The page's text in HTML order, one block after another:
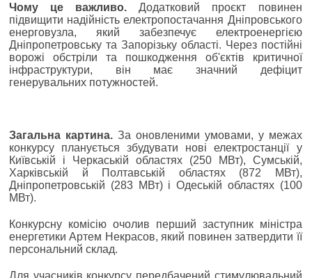
Чому це важливо.Додатковий проєкт повинен
підвищити надійність електропостачання Дніпровського
енерговузла, який забезпечує електроенергією
Дніпропетровську та Запорізьку області. Через постійні
ворожі обстріли та пошкодження об'єктів критичної
інфраструктури, він має значний дефіцит
генерувальних потужностей.
Загальна картина.За оновленими умовами, у межах
конкурсу планується збудувати нові електростанції у
Київській і Черкаській областях (250 МВт), Сумській,
Харківській й Полтавській областях (872 МВт),
Дніпропетровській (283 МВт) і Одеській областях (100
МВт).
Конкурсну комісію очолив перший заступник міністра
енергетики Артем Некрасов, який повинен затвердити її
персональний склад.
Для учасників конкурсу передбачений стимулювальний